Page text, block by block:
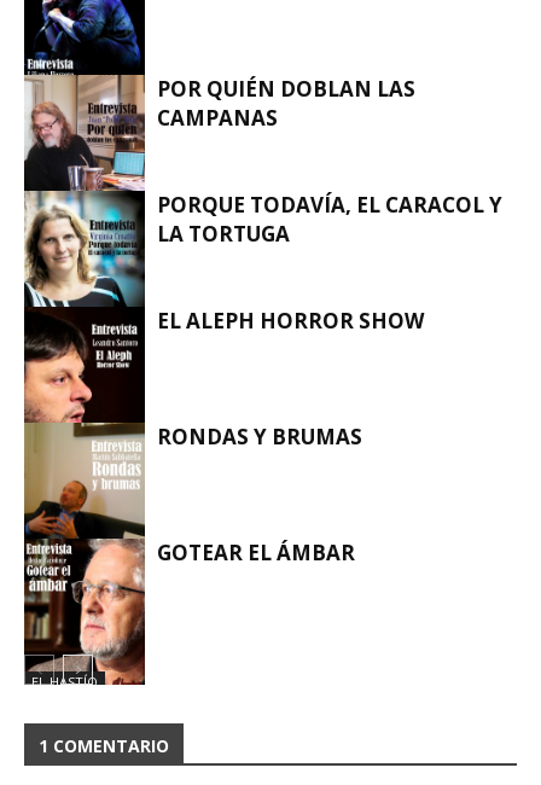
EL HASTÍO
EL HASTÍO
POR QUIÉN DOBLAN LAS
CAMPANAS
EL HASTÍO
PORQUE TODAVÍA, EL CARACOL Y
LA TORTUGA
EL HASTÍO
EL ALEPH HORROR SHOW
EL HASTÍO
RONDAS Y BRUMAS
EL HASTÍO
GOTEAR EL ÁMBAR
1 COMENTARIO